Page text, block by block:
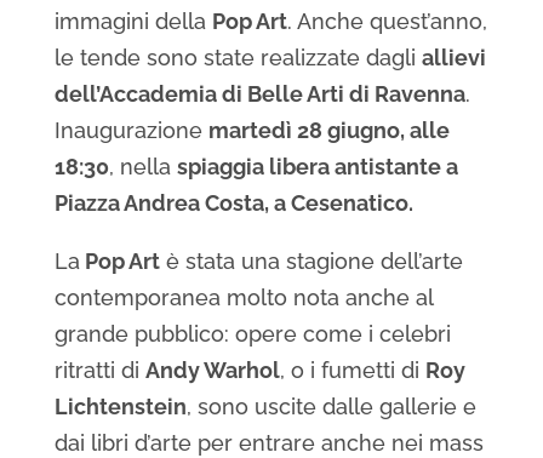
immagini della Pop Art. Anche quest’anno,
le tende sono state realizzate dagli allievi
dell’Accademia di Belle Arti di Ravenna.
Inaugurazione martedì 28 giugno, alle
18:30, nella spiaggia libera antistante a
Piazza Andrea Costa, a Cesenatico.
LaPop Artè stata una stagione dell’arte
contemporanea molto nota anche al
grande pubblico: opere come i celebri
ritratti di Andy Warhol, o i fumetti di Roy
Lichtenstein, sono uscite dalle gallerie e
dai libri d’arte per entrare anche nei mass